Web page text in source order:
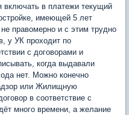
включать в платежи текущий
имеющей 5 лет
правомерно и с этим трудно
у УК проходит по
с договорами и
когда выдавали
нет. Можно конечно
или Жилищную
в соответствие с
много времени, а желание